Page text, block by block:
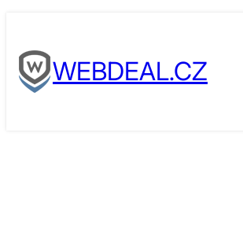
contentWEBDEAL.CZ